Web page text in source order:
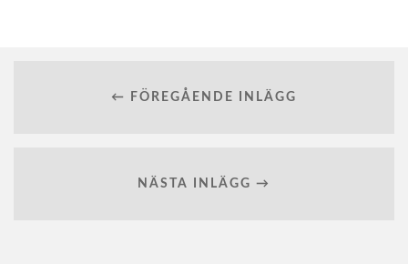
← FÖREGÅENDE INLÄGG
NÄSTA INLÄGG →